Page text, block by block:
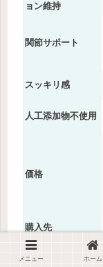
ョン維持
関節サポート
スッキリ感
人工添加物不使用
価格
購入先
メニュー ホーム